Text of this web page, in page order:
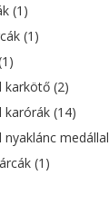
(1)
(1)
karkötő (2)
karórák (14)
medállal
(1)